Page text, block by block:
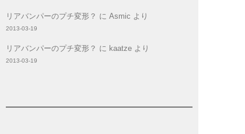
リアバンパーのプチ変形？ に Asmic より
2013-03-19
リアバンパーのプチ変形？ に kaatze より
2013-03-19